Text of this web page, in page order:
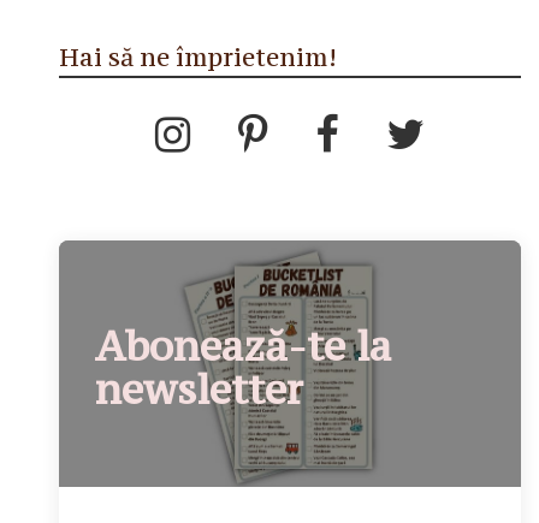
Hai să ne împrietenim!
Abonează-te la
newsletter